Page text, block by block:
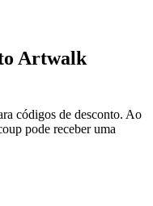
Artwalk
códigos de desconto. Ao
pode receber uma